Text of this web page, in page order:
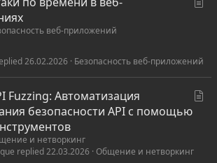
я
веб-приложений
Безопасность веб-приложений
26.02.2026
Fuzzing: Автоматизация
безопасности API с помощью
и нетворкинг
Общение и нетворкинг
22.03.2026